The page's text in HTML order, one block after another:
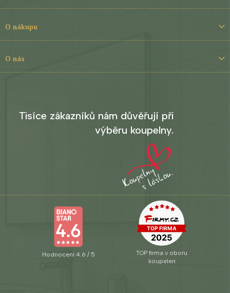
í
O nákupu
O nás
Tisíce zákazníků nám důvěřují při
výběru koupelny.
Hodnocení 4.6 / 5
TOP firma v oboru
koupelen